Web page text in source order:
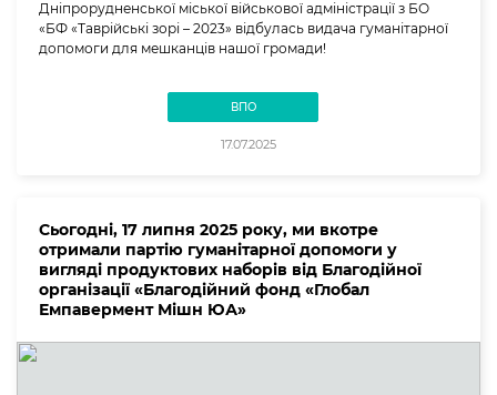
Дніпрорудненської міської військової адміністрації з БО
«БФ «Таврійські зорі – 2023» відбулась видача гуманітарної
допомоги для мешканців нашої громади!
ВПО
17.07.2025
Сьогодні, 17 липня 2025 року, ми вкотре
отримали партію гуманітарної допомоги у
вигляді продуктових наборів від Благодійної
організації «Благодійний фонд «Глобал
Емпавермент Мішн ЮА»